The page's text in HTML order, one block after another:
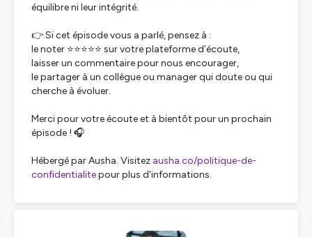
équilibre ni leur intégrité.
👉 Si cet épisode vous a parlé, pensez à :
le noter ⭐⭐⭐⭐⭐ sur votre plateforme d’écoute,
laisser un commentaire pour nous encourager,
le partager à un collègue ou manager qui doute ou qui
cherche à évoluer.
Merci pour votre écoute et à bientôt pour un prochain
épisode ! 🎧
Hébergé par Ausha. Visitez ausha.co/politique-de-
confidentialitepour plus d'informations.